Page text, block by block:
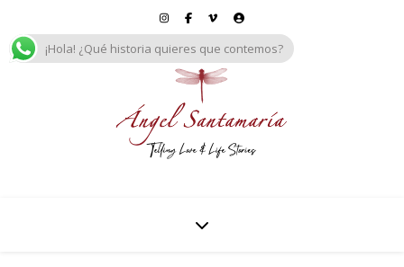
¡Hola! ¿Qué historia quieres que contemos?